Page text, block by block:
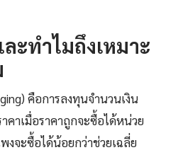
ละทำไมถึงเหมาะ
คือการลงทุนจำนวนเงิน
คาเมื่อราคาถูกจะซื้อได้หน่วย
งจะซื้อได้น้อยกว่าช่วยเฉลี่ย